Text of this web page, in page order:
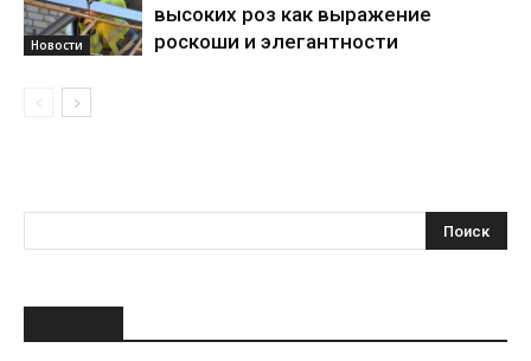
Новости
высоких роз как выражение
роскоши и элегантности